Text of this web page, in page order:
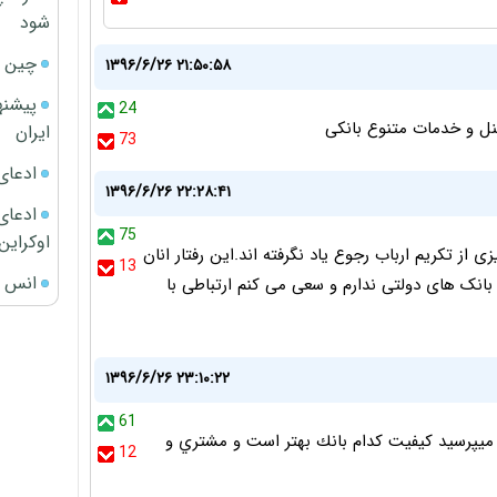
۱۳۹۶/۶/۲۶ ۲۱:۵۰:۵۸
24
73
و خدمات متنوع بانکی
۱۳۹۶/۶/۲۶ ۲۲:۲۸:۴۱
75
13 تکریم ارباب رجوع یاد نگرفته اند.این رفتار انان
های دولتی ندارم و سعی می کنم ارتباطی با
۱۳۹۶/۶/۲۶ ۲۳:۱۰:۲۲
61
12
كيفيت كدام بانك بهتر است و مشتري و
شود
چین
ایران
انس